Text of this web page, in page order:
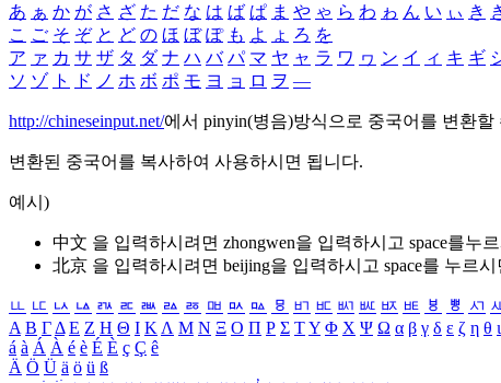
あ ぁ か が さ ざ た だ な は ば ぱ ま や ゃ ら わ ゎ ん い ぃ き
こ ご そ ぞ と ど の ほ ぼ ぽ も よ ょ ろ を
ア ァ カ サ ザ タ ダ ナ ハ バ パ マ ヤ ャ ラ ワ ヮ ン イ ィ キ ギ
ソ ゾ ト ド ノ ホ ボ ポ モ ヨ ョ ロ ヲ ―
http://chineseinput.net/에서 pinyin(병음)방식으로 중국어를 변환할
변환된 중국어를 복사하여 사용하시면 됩니다.
예시)
中文 을 입력하시려면 zhongwen을 입력하시고 space를누
北京 을 입력하시려면 beijing을 입력하시고 space를 누르
ㅥ ㅦ ㅧ ㅨ ㅩ ㅪ ㅫ ㅬ ㅭ ㅮ ㅯ ㅰ ㅱ ㅲ ㅳ ㅴ ㅵ ㅶ ㅷ ㅸ ㅹ ㅺ
Α Β ΓΔ Ε Ζ Η Θ Ι ΚΛ Μ Ν Ξ Ο Π Ρ Σ ΤΥ Φ Χ Ψ Ω α β γ δ ε ζ η θ ι
á à Á À é è É È ç Ç ê
Ä Ö Ü ä ö ü ß